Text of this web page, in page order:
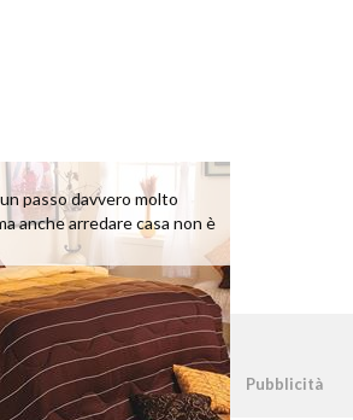
passo davvero molto
anche arredare casa non è
- p.iva 03338800984 Pubblicità